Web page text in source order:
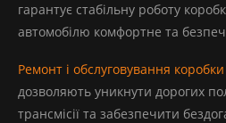
гарантує стабільну роботу
автомобілю комфортне та
Ремонт і обслуговування
дозволяють уникнути дорогих
трансмісії та забезпечити